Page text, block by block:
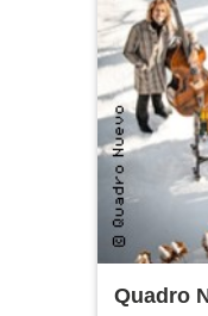
Quadro